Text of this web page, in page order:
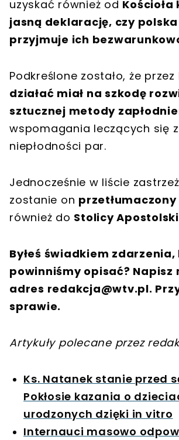
uzyskać również od
jasną deklarację, czy
przyjmuje ich
Podkreślone zostało, że przez
działać miał na szkodę
sztucznej metody
wspomagania leczących się z
niepłodności par.
Jednocześnie w liście
zostanie on przetłumaczony
również do Stolicy
Byłeś świadkiem
powinniśmy opisać? Napisz
adres redakcja@wtv.pl.
sprawie.
Artykuły polecane przez
Ks. Natanek stanie przed
Pokłosie kazania o
urodzonych dzięki in vitro
Internauci masowo